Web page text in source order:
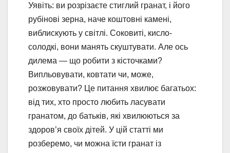
Уявіть: ви розрізаєте стиглий гранат, і його
рубінові зерна, наче коштовні камені,
виблискують у світлі. Соковиті, кисло-
солодкі, вони манять скуштувати. Але ось
дилема — що робити з кісточками?
Випльовувати, ковтати чи, може,
розжовувати? Це питання хвилює багатьох:
від тих, хто просто любить ласувати
гранатом, до батьків, які хвилюються за
здоров’я своїх дітей. У цій статті ми
розберемо, чи можна їсти гранат із